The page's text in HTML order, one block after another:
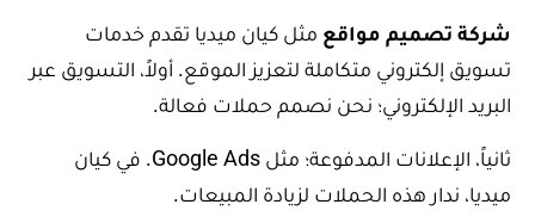
شركة تصميم مواقع مثل كيان ميديا تقدم خدمات
تسويق إلكتروني متكاملة لتعزيز الموقع. أولاً، التسويق عبر
البريد الإلكتروني؛ نحن نصمم حملات فعالة.
ثانياً، الإعلانات المدفوعة؛ مثل Google Ads. في كيان
ميديا، ندار هذه الحملات لزيادة المبيعات.